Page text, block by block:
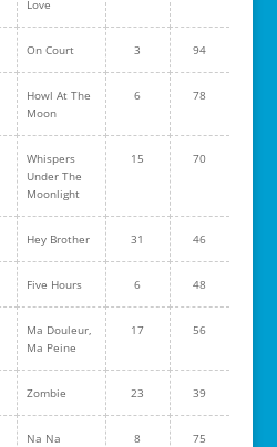
Love
On Court 3 94
Howl At The
Moon
6 78
Whispers
Under The
Moonlight
15 70
Hey Brother 31 46
Five Hours 6 48
Ma Douleur,
Ma Peine
17 56
Zombie 23 39
Na Na 8 75